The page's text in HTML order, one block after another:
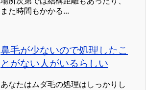
また時間もかかる...
鼻毛が少ないので処理したこ
とがない人がいるらしい
あなたはムダ毛の処理はしっかりし